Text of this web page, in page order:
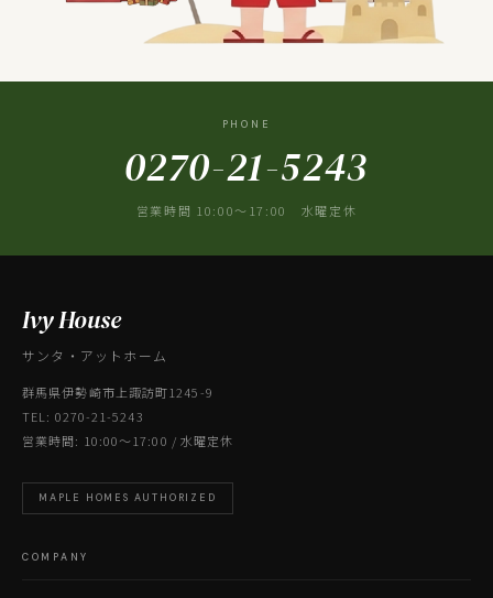
PHONE
0270-21-5243
営業時間 10:00〜17:00 水曜定休
Ivy House
サンタ・アットホーム
群馬県伊勢崎市上諏訪町1245-9
TEL: 0270-21-5243
営業時間: 10:00〜17:00 / 水曜定休
MAPLE HOMES AUTHORIZED
COMPANY